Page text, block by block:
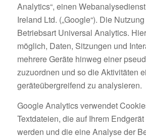
Analytics“, einen
Ireland Ltd. („Google“). Die
Betriebsart Universal Analytics.
möglich, Daten, Sitzungen und
mehrere Geräte hinweg einer
zuzuordnen und so die Aktivitäten
geräteübergreifend zu analysieren.
Google Analytics verwendet
Textdateien, die auf Ihrem
werden und die eine Analyse der